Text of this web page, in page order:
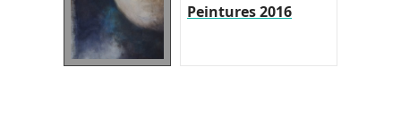
Peintures 2016